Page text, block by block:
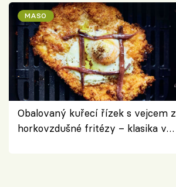
MASO
Obalovaný kuřecí řízek s vejcem z
horkovzdušné fritézy – klasika v